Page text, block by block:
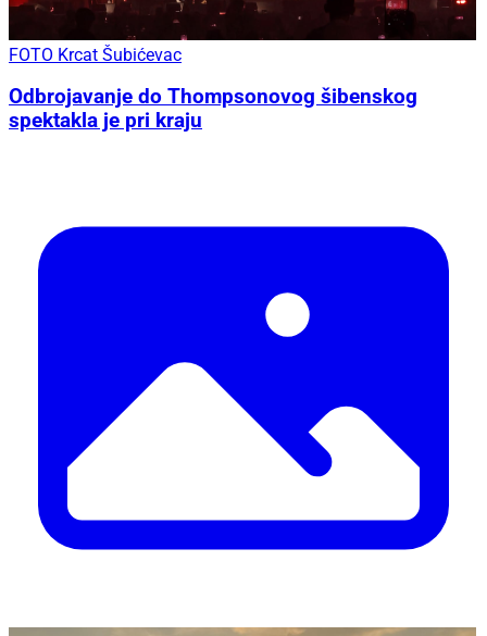
FOTO Krcat Šubićevac
Odbrojavanje do Thompsonovog šibenskog
spektakla je pri kraju